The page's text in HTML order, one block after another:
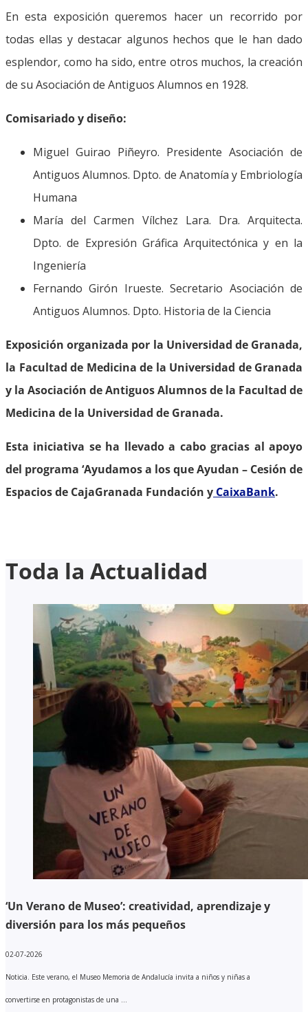
En esta exposición queremos hacer un recorrido por
todas ellas y destacar algunos hechos que le han dado
esplendor, como ha sido, entre otros muchos, la creación
de su Asociación de Antiguos Alumnos en 1928.
Comisariado y diseño:
Miguel Guirao Piñeyro. Presidente Asociación de
Antiguos Alumnos. Dpto. de Anatomía y Embriología
Humana
María del Carmen Vílchez Lara. Dra. Arquitecta.
Dpto. de Expresión Gráfica Arquitectónica y en la
Ingeniería
Fernando Girón Irueste. Secretario Asociación de
Antiguos Alumnos. Dpto. Historia de la Ciencia
Exposición organizada por la Universidad de Granada,
la Facultad de Medicina de la Universidad de Granada
y la Asociación de Antiguos Alumnos de la Facultad de
Medicina de la Universidad de Granada.
Esta iniciativa se ha llevado a cabo gracias al apoyo
del programa ‘Ayudamos a los que Ayudan – Cesión de
Espacios de CajaGranada Fundación y CaixaBank.
Toda la Actualidad
‘Un Verano de Museo’: creatividad, aprendizaje y
diversión para los más pequeños
02-07-2026
Noticia. Este verano, el Museo Memoria de Andalucía invita a niños y niñas a
convertirse en protagonistas de una ...